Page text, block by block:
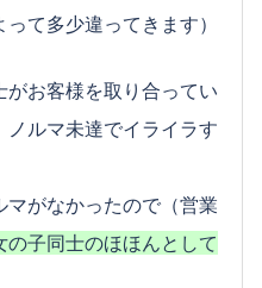
て多少違ってきます）
がお客様を取り合ってい
ルマ未達でイライラす
がなかったので（営業
の子同士のほほんとして